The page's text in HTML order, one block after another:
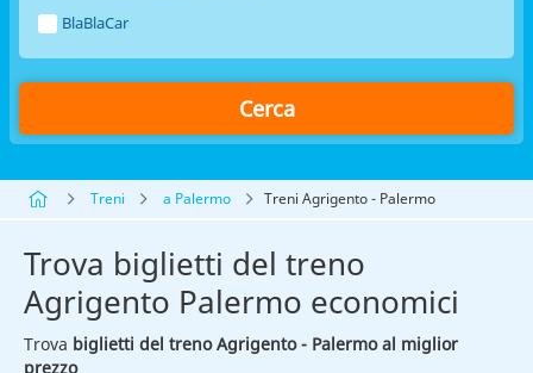
BlaBlaCar
Cerca
Treni a Palermo Treni Agrigento - Palermo
Trova biglietti del treno
Agrigento Palermo economici
Trova biglietti del treno Agrigento - Palermo al miglior
prezzo